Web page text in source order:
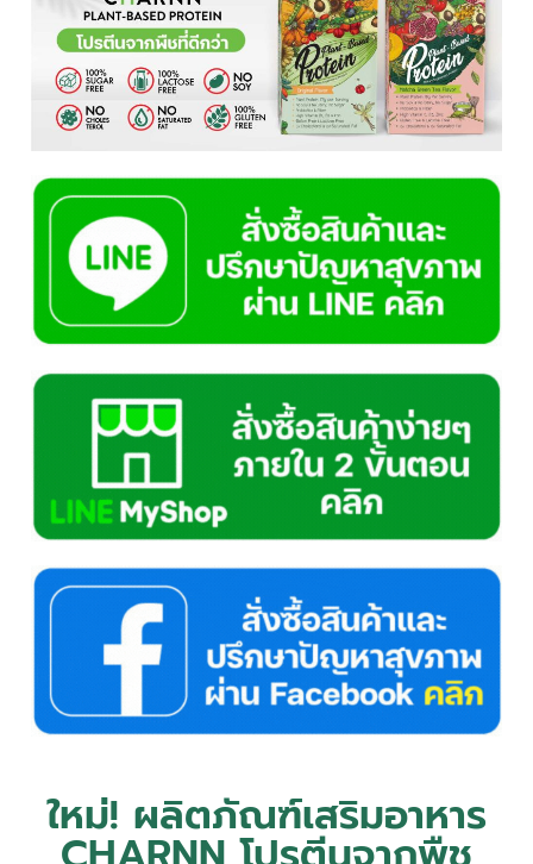
ใหม่! ผลิตภัณฑ์เสริมอาหาร